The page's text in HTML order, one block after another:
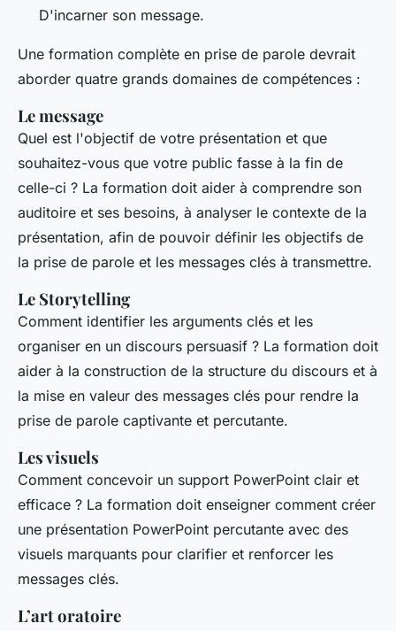
D'incarner son message.
Une formation complète en prise de parole devrait
aborder quatre grands domaines de compétences :
Le message
Quel est l'objectif de votre présentation et que
souhaitez-vous que votre public fasse à la fin de
celle-ci ? La formation doit aider à comprendre son
auditoire et ses besoins, à analyser le contexte de la
présentation, afin de pouvoir définir les objectifs de
la prise de parole et les messages clés à transmettre.
Le Storytelling
Comment identifier les arguments clés et les
organiser en un discours persuasif ? La formation doit
aider à la construction de la structure du discours et à
la mise en valeur des messages clés pour rendre la
prise de parole captivante et percutante.
Les visuels
Comment concevoir un support PowerPoint clair et
efficace ? La formation doit enseigner comment créer
une présentation PowerPoint percutante avec des
visuels marquants pour clarifier et renforcer les
messages clés.
L’art oratoire